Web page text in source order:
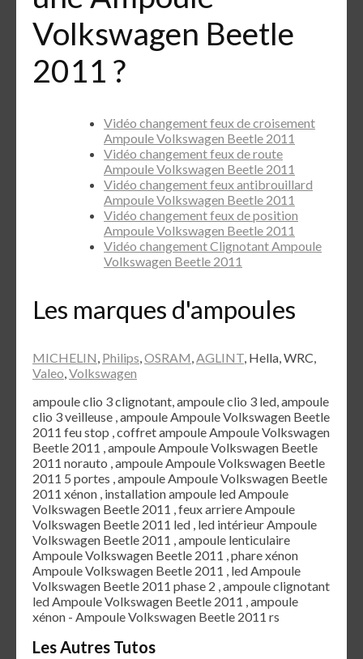
Volkswagen Beetle
2011 ?
Vidéo changement feux de croisement
Ampoule Volkswagen Beetle 2011
Vidéo changement feux de route
Ampoule Volkswagen Beetle 2011
Vidéo changement feux antibrouillard
Ampoule Volkswagen Beetle 2011
Vidéo changement feux de position
Ampoule Volkswagen Beetle 2011
Vidéo changement Clignotant Ampoule
Volkswagen Beetle 2011
Les marques d'ampoules
MICHELIN, Philips,OSRAM,AGLINT, Hella, WRC,
Valeo,Volkswagen
ampoule clio 3 clignotant, ampoule clio 3 led, ampoule
clio 3 veilleuse , ampoule Ampoule Volkswagen Beetle
2011 feu stop , coffret ampoule Ampoule Volkswagen
Beetle 2011 , ampoule Ampoule Volkswagen Beetle
2011 norauto , ampoule Ampoule Volkswagen Beetle
2011 5 portes , ampoule Ampoule Volkswagen Beetle
2011 xénon , installation ampoule led Ampoule
Volkswagen Beetle 2011 , feux arriere Ampoule
Volkswagen Beetle 2011 led , led intérieur Ampoule
Volkswagen Beetle 2011 , ampoule lenticulaire
Ampoule Volkswagen Beetle 2011 , phare xénon
Ampoule Volkswagen Beetle 2011 , led Ampoule
Volkswagen Beetle 2011 phase 2 , ampoule clignotant
led Ampoule Volkswagen Beetle 2011 , ampoule
xénon - Ampoule Volkswagen Beetle 2011 rs
Les Autres Tutos